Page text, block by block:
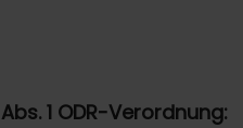
1 ODR-Verordnung: